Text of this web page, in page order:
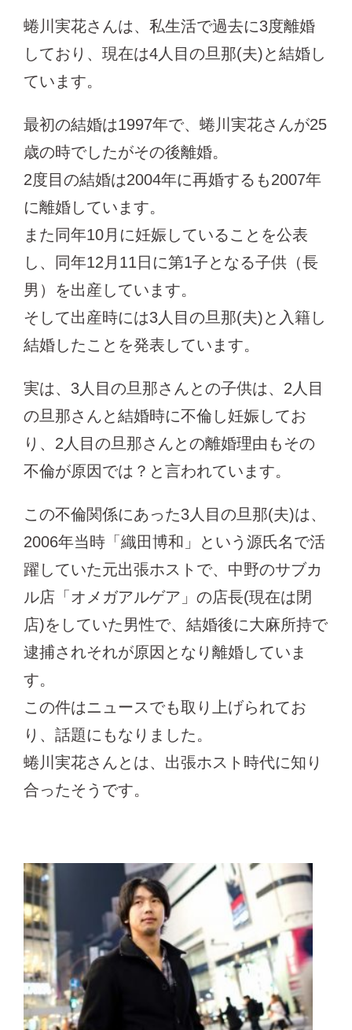
蜷川実花さんは、私生活で過去に3度離婚
しており、現在は4人目の旦那(夫)と結婚し
ています。
最初の結婚は1997年で、蜷川実花さんが25
歳の時でしたがその後離婚。
2度目の結婚は2004年に再婚するも2007年
に離婚しています。
また同年10月に妊娠していることを公表
し、同年12月11日に第1子となる子供（長
男）を出産しています。
そして出産時には3人目の旦那(夫)と入籍し
結婚したことを発表しています。
実は、3人目の旦那さんとの子供は、2人目
の旦那さんと結婚時に不倫し妊娠してお
り、2人目の旦那さんとの離婚理由もその
不倫が原因では？と言われています。
この不倫関係にあった3人目の旦那(夫)は、
2006年当時「織田博和」という源氏名で活
躍していた元出張ホストで、中野のサブカ
ル店「オメガアルゲア」の店長(現在は閉
店)をしていた男性で、結婚後に大麻所持で
逮捕されそれが原因となり離婚していま
す。
この件はニュースでも取り上げられてお
り、話題にもなりました。
蜷川実花さんとは、出張ホスト時代に知り
合ったそうです。